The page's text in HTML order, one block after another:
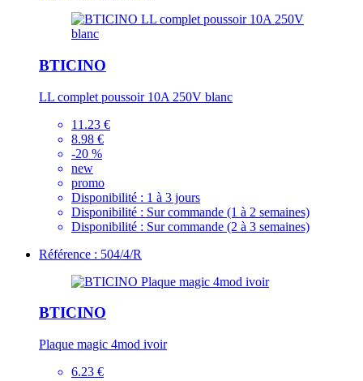
BTICINO
LL complet poussoir 10A 250V blanc
11.23 €
8.98 €
-20 %
new
promo
Disponibilité : 1 à 3 jours
Disponibilité : Sur commande (1 à 2 semaines)
Disponibilité : Sur commande (2 à 3 semaines)
Référence : 504/4/R
BTICINO
Plaque magic 4mod ivoir
6.23 €